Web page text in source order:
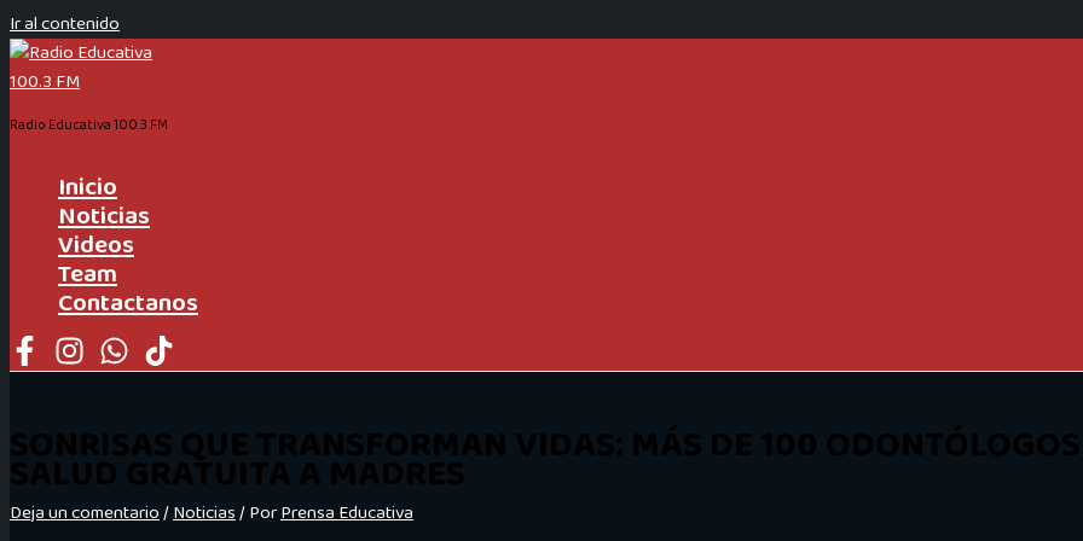
Ir al contenido
Radio Educativa 100.3 FM
Inicio
Noticias
Videos
Team
Contactanos
SONRISAS QUE TRANSFORMAN VIDAS: MÁS DE 100
SALUD GRATUITA A MADRES
Deja un comentario/Noticias/ PorPrensa Educativa